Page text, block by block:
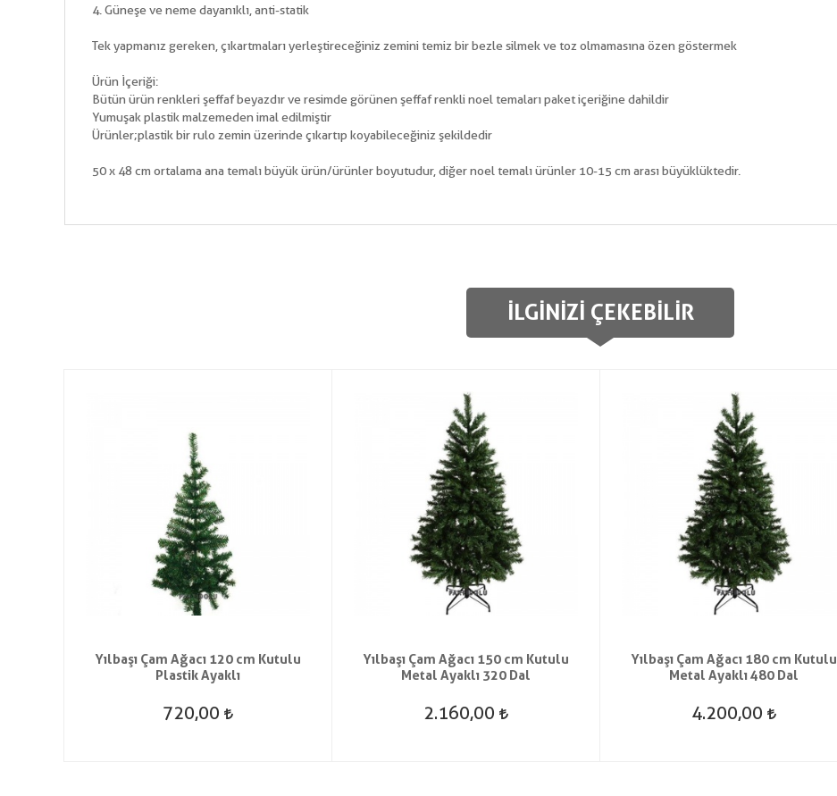
4. Güneşe ve neme dayanıklı, anti-statik
Tek yapmanız gereken, çıkartmaları yerleştireceğiniz zemini temiz bir bezle silmek ve toz olmamasına özen göstermek
Ürün İçeriği:
Bütün ürün renkleri şeffaf beyazdır ve resimde görünen şeffaf renkli noel temaları paket içeriğine dahildir
Yumuşak plastik malzemeden imal edilmiştir
Ürünler;plastik bir rulo zemin üzerinde çıkartıp koyabileceğiniz şekildedir
50 x 48 cm ortalama ana temalı büyük ürün/ürünler boyutudur, diğer noel temalı ürünler 10-15 cm arası büyüklüktedir.
İLGINIZI ÇEKEBILIR
Yılbaşı Çam Ağacı 120 cm Kutulu
Plastik Ayaklı
720,00
Yılbaşı Çam Ağacı 150 cm Kutulu
Metal Ayaklı 320 Dal
2.160,00
Yılbaşı Çam Ağacı 180 cm Kutulu
Metal Ayaklı 480 Dal
4.200,00